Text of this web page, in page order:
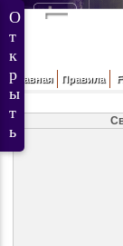
Главная Правила